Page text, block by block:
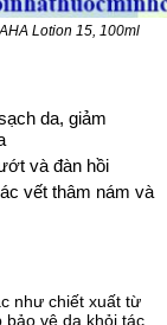
Lotion 15, 100ml
da, giảm
và đàn hồi
vết thâm nám và
như chiết xuất từ
bảo vệ da khỏi tác